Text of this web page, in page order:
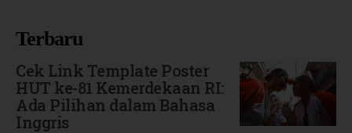
Terbaru
Cek Link Template Poster
HUT ke-81 Kemerdekaan RI:
Ada Pilihan dalam Bahasa
Inggris